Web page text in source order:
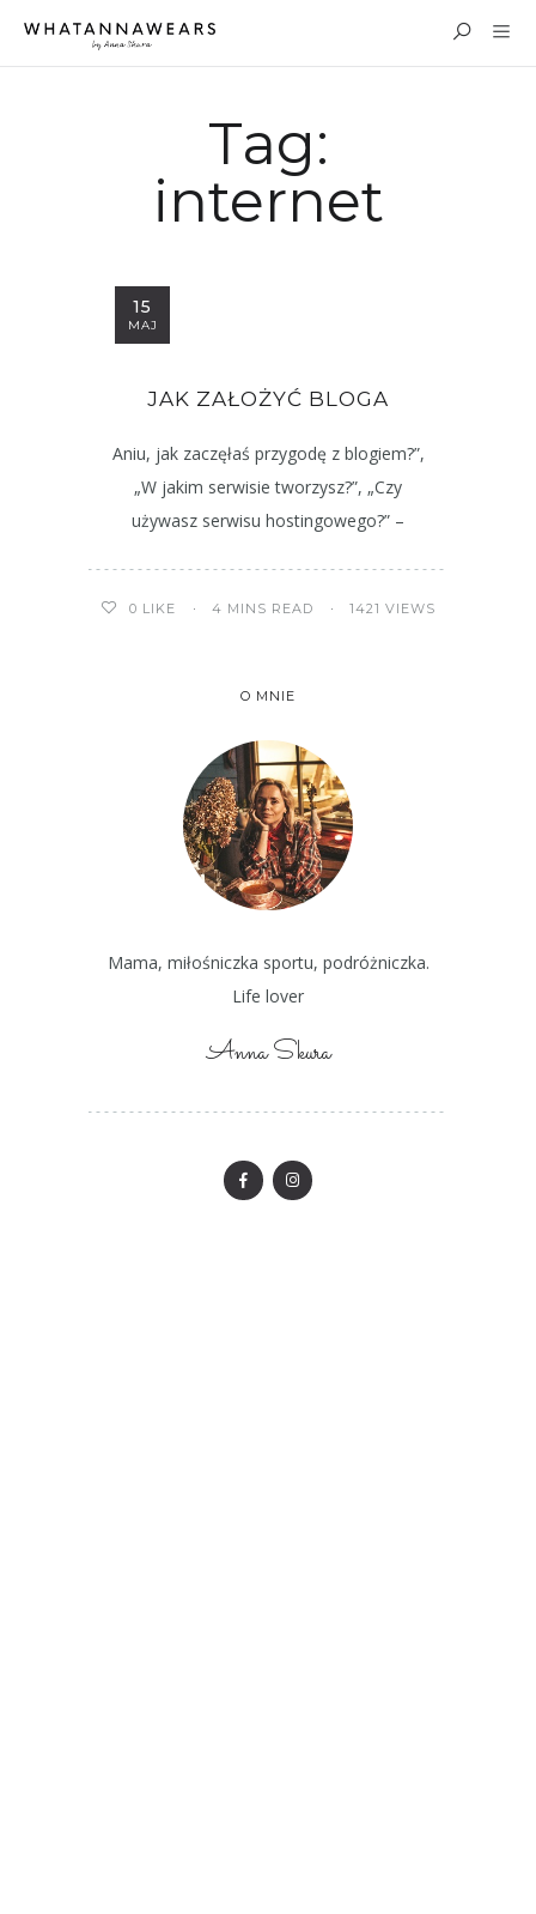
Tag:
internet
15
MAJ
JAK ZAŁOŻYĆ BLOGA
Aniu, jak zaczęłaś przygodę z blogiem?”,
„W jakim serwisie tworzysz?”, „Czy
używasz serwisu hostingowego?” –
0 LIKE 4 MINS READ 1421 VIEWS
O MNIE
Mama, miłośniczka sportu, podróżniczka.
Life lover
Anna Skura